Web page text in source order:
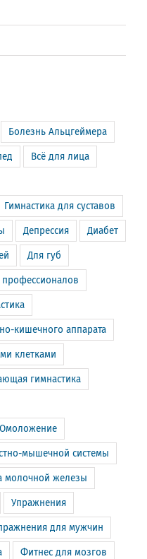
Болезнь Альцгеймера
Всё для лица
Гимнастика для суставов
Депрессия Диабет
Для губ
кишечного аппарата
клетками
гимнастика
Омоложение
мышечной системы
молочной железы
Упражнения
для мужчин
Фитнес для мозгов